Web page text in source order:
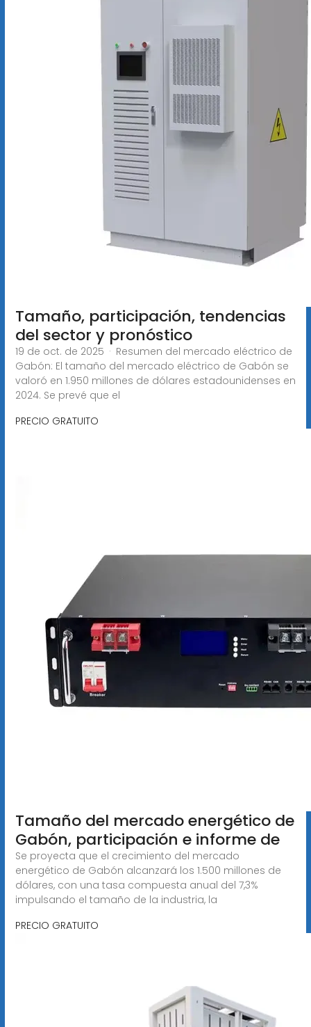
Tamaño, participación, tendencias
del sector y pronóstico
19 de oct. de 2025 · Resumen del mercado eléctrico de
Gabón: El tamaño del mercado eléctrico de Gabón se
valoró en 1.950 millones de dólares estadounidenses en
2024. Se prevé que el
PRECIO GRATUITO
Tamaño del mercado energético de
Gabón, participación e informe de
Se proyecta que el crecimiento del mercado
energético de Gabón alcanzará los 1.500 millones de
dólares, con una tasa compuesta anual del 7,3%
impulsando el tamaño de la industria, la
PRECIO GRATUITO